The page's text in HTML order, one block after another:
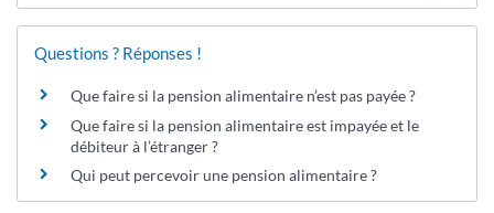
Questions ? Réponses !
Que faire si la pension alimentaire n’est pas payée ?
Que faire si la pension alimentaire est impayée et le
débiteur à l’étranger ?
Qui peut percevoir une pension alimentaire ?